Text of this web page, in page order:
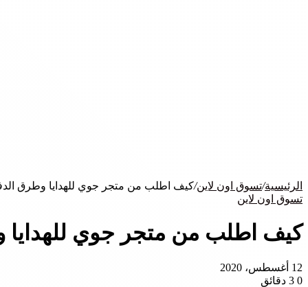
الرئيسية/تسوق اون لاين/كيف اطلب من متجر جوي للهدايا وطرق
تسوق اون لاين
كيف اطلب من متجر جوي للهدايا
12 أغسطس، 2020
0